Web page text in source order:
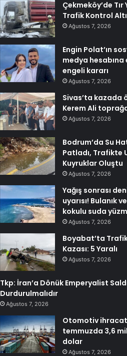
Çekmeköy’de Tır
Trafik Kontrol
Ağustos 7, 2026
Engin Polat’ın
medya hesabına
engeli kararı
Ağustos 7, 2026
Sivas’ta kazada
Kerem Ali
Ağustos 7, 2026
Bodrum’da Su
Patladı, Trafikte
Kuyruklar Oluştu
Ağustos 7, 2026
Yağış sonrası
uyarısı! Bulanık
kokulu suda
Ağustos 7, 2026
Boyabat’ta
Kazası: 5 Yaralı
Ağustos 7, 2026
Tkp: İran’a Dönük Emperyalist
Durdurulmalıdır
Ağustos 7, 2026
Otomotiv
temmuzda 3,6
dolar
Ağustos 7, 2026